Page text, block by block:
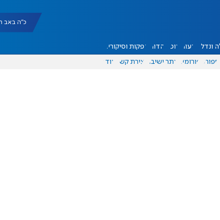
כ"ה באב תשפ"ו
ונדל"ן דעות אוכל יהדות הפקות וסיקורים
ספורט פורומים אתר ישיבה יצירת קשר עוד